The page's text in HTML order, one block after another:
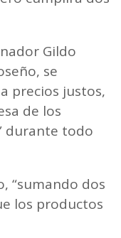
Gildo
se
precios justos,
de los
durante todo
“sumando dos
los productos